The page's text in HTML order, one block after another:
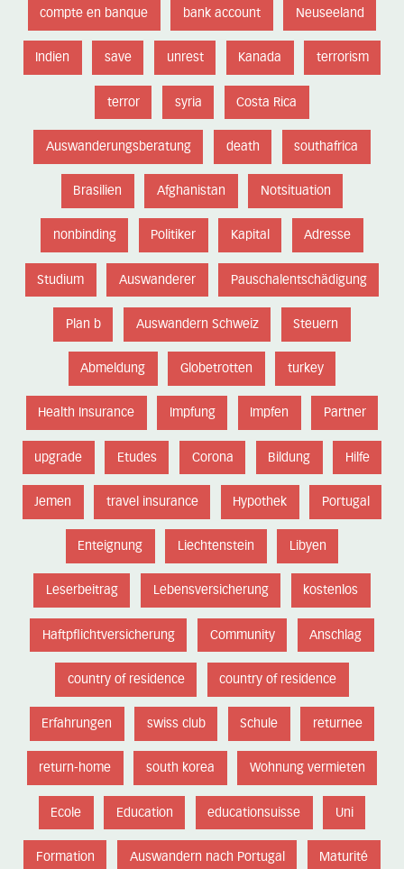
compte en banque bank account Neuseeland
Indien save unrest Kanada terrorism
terror syria Costa Rica
Auswanderungsberatung death southafrica
Brasilien Afghanistan Notsituation
nonbinding Politiker Kapital Adresse
Studium Auswanderer Pauschalentschädigung
Plan b Auswandern Schweiz Steuern
Abmeldung Globetrotten turkey
Health Insurance Impfung Impfen Partner
upgrade Etudes Corona Bildung Hilfe
Jemen travel insurance Hypothek Portugal
Enteignung Liechtenstein Libyen
Leserbeitrag Lebensversicherung kostenlos
Haftpflichtversicherung Community Anschlag
country of residence country of residence
Erfahrungen swiss club Schule returnee
return-home south korea Wohnung vermieten
Ecole Education educationsuisse Uni
Formation Auswandern nach Portugal Maturité